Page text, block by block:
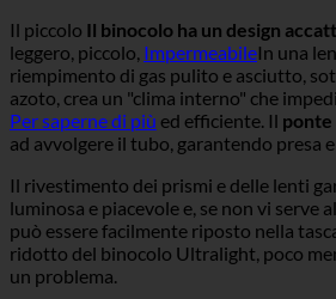
Il piccolo Il binocolo ha un design
leggero, piccolo, ImpermeabileIn una
riempimento di gas pulito e asciutto,
azoto, crea un "clima interno" che
Per saperne di più ed efficiente. Il
ad avvolgere il tubo, garantendo presa
Il rivestimento dei prismi e delle lenti
luminosa e piacevole e, se non vi serve
può essere facilmente riposto nella
ridotto del binocolo Ultralight, poco
un problema.